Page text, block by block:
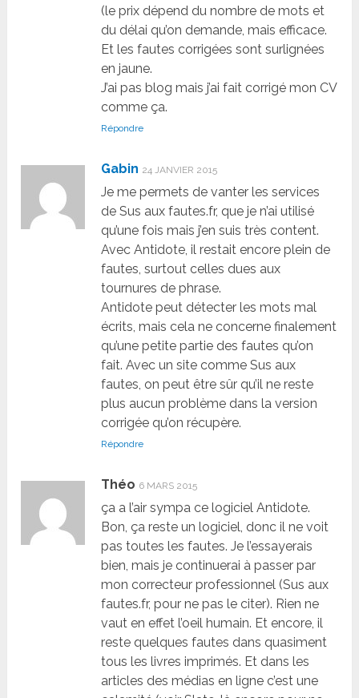
(le prix dépend du nombre de mots et
du délai qu’on demande, mais efficace.
Et les fautes corrigées sont surlignées
en jaune.
J’ai pas blog mais j’ai fait corrigé mon CV
comme ça.
Répondre
Gabin 24 JANVIER 2015
Je me permets de vanter les services
de Sus aux fautes.fr, que je n’ai utilisé
qu’une fois mais j’en suis très content.
Avec Antidote, il restait encore plein de
fautes, surtout celles dues aux
tournures de phrase.
Antidote peut détecter les mots mal
écrits, mais cela ne concerne finalement
qu’une petite partie des fautes qu’on
fait. Avec un site comme Sus aux
fautes, on peut être sûr qu’il ne reste
plus aucun problème dans la version
corrigée qu’on récupère.
Répondre
Théo 6 MARS 2015
ça a l’air sympa ce logiciel Antidote.
Bon, ça reste un logiciel, donc il ne voit
pas toutes les fautes. Je l’essayerais
bien, mais je continuerai à passer par
mon correcteur professionnel (Sus aux
fautes.fr, pour ne pas le citer). Rien ne
vaut en effet l’oeil humain. Et encore, il
reste quelques fautes dans quasiment
tous les livres imprimés. Et dans les
articles des médias en ligne c’est une